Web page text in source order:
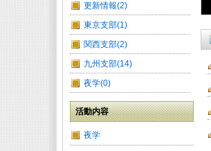
更新情報(2)
東京支部(1)
関西支部(2)
九州支部(14)
夜学(0)
活動内容
夜学